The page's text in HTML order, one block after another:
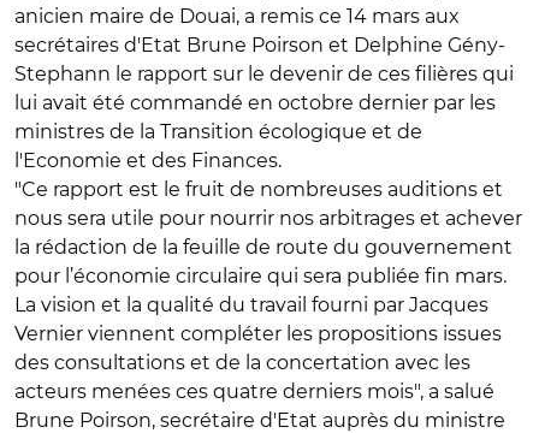
anicien maire de Douai, a remis ce 14 mars aux
secrétaires d'Etat Brune Poirson et Delphine Gény-
Stephann le rapport sur le devenir de ces filières qui
lui avait été commandé en octobre dernier par les
ministres de la Transition écologique et de
l'Economie et des Finances.
"Ce rapport est le fruit de nombreuses auditions et
nous sera utile pour nourrir nos arbitrages et achever
la rédaction de la feuille de route du gouvernement
pour l’économie circulaire qui sera publiée fin mars.
La vision et la qualité du travail fourni par Jacques
Vernier viennent compléter les propositions issues
des consultations et de la concertation avec les
acteurs menées ces quatre derniers mois", a salué
Brune Poirson, secrétaire d'Etat auprès du ministre